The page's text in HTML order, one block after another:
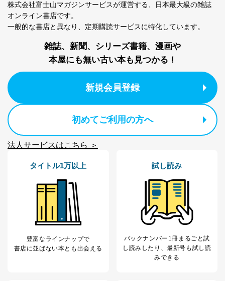
株式会社富士山マガジンサービスが運営する、
日本最大級の雑誌
オンライン書店です。
一般的な書店と異なり、 定期購読サービスに特化しています。
雑誌、新聞、シリーズ書籍、漫画や
本屋にも無い古い本も見つかる！
新規会員登録
初めてご利用の方へ
法人サービスはこちら ＞
タイトル1万以上
豊富なラインナップで
書店に並ばない本とも出会える
試し読み
バックナンバー1冊まるごと試
し読み したり、最新号も試し読
みできる